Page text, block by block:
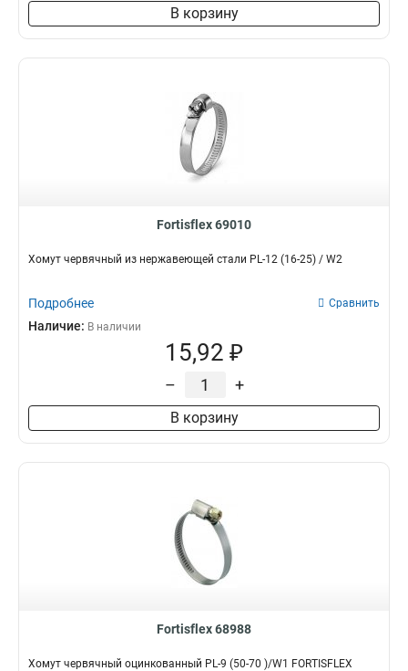
В корзину
Fortisflex 69010
Хомут червячный из нержавеющей стали PL-12 (16-25) / W2
Подробнее Сравнить
Наличие: В наличии
15,92 ₽
– +
В корзину
Fortisflex 68988
Хомут червячный оцинкованный PL-9 (50-70 )/W1 FORTISFLEX